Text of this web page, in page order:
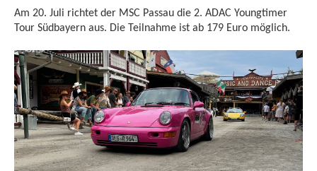
Am 20. Juli richtet der MSC Passau die 2. ADAC Youngtimer
Tour Südbayern aus. Die Teilnahme ist ab 179 Euro möglich.